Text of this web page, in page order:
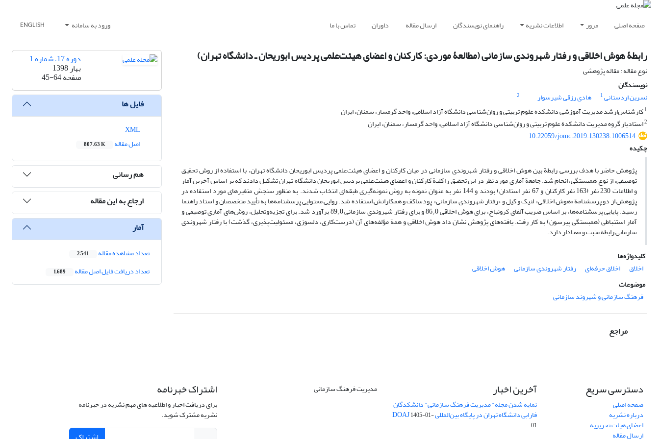
صفحه اصلی مرور اطلاعات نشریه راهنمای نویسندگان ارسال مقاله داوران تماس با ما ورود به سامانه ENGLISH
رابطۀ هوش اخلاقی و رفتار شهروندی سازمانی (مطالعۀ موردی: کارکنان و اعضای هیئت‌علمی پردیس ابوریحان ـ دانشگاه تهران)
نوع مقاله : مقاله پژوهشی
نویسندگان
نسرین اردستانی1 هادی رزقی شیرسوار
2
1کارشناس‌ارشد مدیریت آموزشی دانشکدة علوم تربیتی و روان‌شناسی دانشگاه آزاد اسلامی، واحد گرمسار، سمنان، ایران
2استادیار گروه مدیریت دانشکدة علوم تربیتی و روان‌شناسی دانشگاه آزاد اسلامی، واحد گرمسار، سمنان، ایران
10.22059/jomc.2019.130238.1006514
چکیده
پژوهش حاضر با هدف بررسی رابطة بین هوش اخلاقی و رفتار شهروندی سازمانی در میان کارکنان و اعضای هیئت‌علمی پردیس ابوریحان دانشگاه تهران، با استفاده از روش تحقیق
توصیفی، از نوع همبستگی، انجام شد. جامعة آماری مورد نظر در این تحقیق را کلیة کارکنان و اعضای هیئت‌علمی پردیس ابوریحان دانشگاه تهران تشکیل دادند که بر اساس آخرین آمار
و اطلاعات 230 نفر (163 نفر کارکنان و 67 نفر استادان) بودند و 144 نفر به عنوان نمونه به روش نمونه‌گیری طبقه‌ای انتخاب شدند. به منظور سنجش متغیرهای مورد استفاده در
پژوهش از دو پرسش‏نامة «هوش اخلاقی» لنیک و کیل و «رفتار شهروندی سازمانی» پودساکف و همکارانش استفاده شد. روایی محتوایی پرسش‏نامه‌ها به تأیید متخصصان و استاد راهنما
رسید. پایایی پرسش‏نامه‌ها، بر اساس ضریب آلفای کرونباخ، برای هوش اخلاقی 86 /0 و برای رفتار شهروندی سازمانی 89 / 0 برآورد شد. برای تجزیه‌وتحلیل، روش‌های آماری توصیفی و
آمار استنباطی (همبستگی پیرسون) به کار رفت. یافته‌های پژوهش نشان داد هوش اخلاقی و همة مؤلفه‌های آن (درست‌کاری، دلسوزی، مسئولیت‌پذیری، گذشت) با رفتار شهروندی
سازمانی رابطة مثبت و معنادار دارد.
کلیدواژه‌ها
اخلاق
اخلاق حرفه‌ای رفتار شهروندی سازمانی
هوش اخلاقی
موضوعات
فرهنگ سازمانی و شهروند سازمانی
مراجع
دوره 17، شماره 1
بهار 1398
صفحه45-64
فایل ها
اصل مقاله
807.63 K
هم رسانی
ارجاع به این مقاله
آمار
تعداد مشاهده مقاله 2,541
تعداد دریافت فایل اصل مقاله 1,689
دسترسی سریع
صفحه اصلی
درباره نشریه
اعضای هیات تحریریه
ارسال مقاله
آخرین اخبار
نمایه شدن مجله" مدیریت فرهنگ سازمانی" دانشکدگان
فارابی دانشگاه تهران در پایگاه بین‌المللی DOAJ1405-01-
01
مدیریت فرهنگ سازمانی اشتراک خبرنامه
برای دریافت اخبار و اطلاعیه های مهم نشریه در خبرنامه
نشریه مشترک شوید.